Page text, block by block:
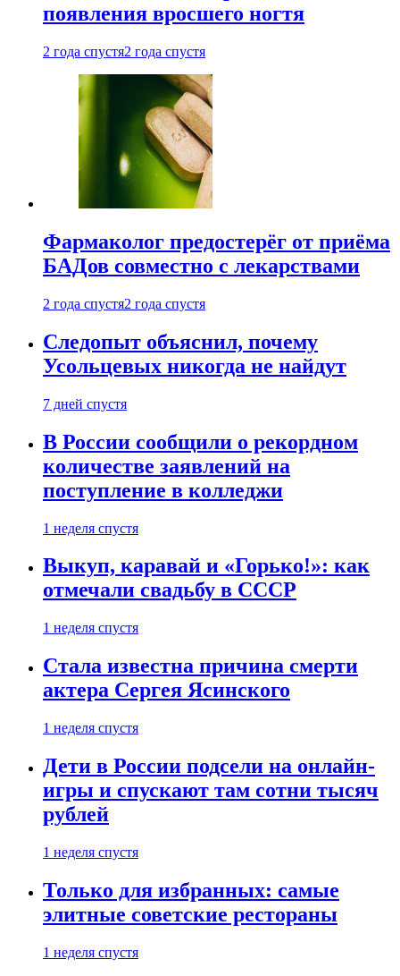
появления вросшего ногтя
2 года спустя2 года спустя
Фармаколог предостерёг от приёма
БАДов совместно с лекарствами
2 года спустя2 года спустя
Следопыт объяснил, почему
Усольцевых никогда не найдут
7 дней спустя
В России сообщили о рекордном
количестве заявлений на
поступление в колледжи
1 неделя спустя
Выкуп, каравай и «Горько!»: как
отмечали свадьбу в СССР
1 неделя спустя
Стала известна причина смерти
актера Сергея Ясинского
1 неделя спустя
Дети в России подсели на онлайн-
игры и спускают там сотни тысяч
рублей
1 неделя спустя
Только для избранных: самые
элитные советские рестораны
1 неделя спустя